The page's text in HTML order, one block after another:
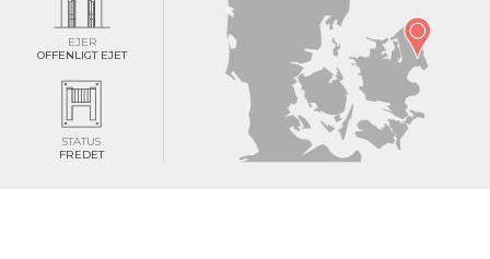
EJER
OFFENLIGT EJET
STATUS
FREDET